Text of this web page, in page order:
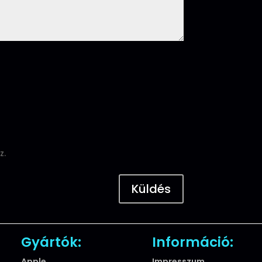
Küldés
Gyártók: Információ: